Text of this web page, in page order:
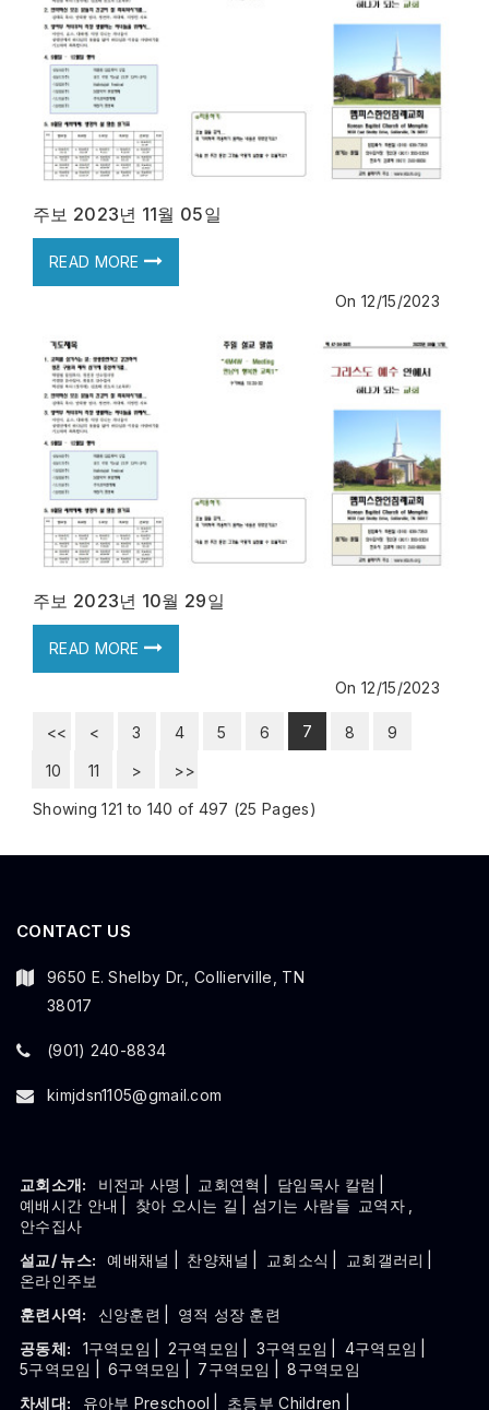
주보 2023년 11월 05일
READ MORE
On 12/15/2023
주보 2023년 10월 29일
READ MORE
On 12/15/2023
<< < 3 4 5 6 7 8 9
10 11 > >>
Showing 121 to 140 of 497 (25 Pages)
CONTACT US
9650 E. Shelby Dr., Collierville, TN
38017
(901) 240-8834
kimjdsn1105@gmail.com
교회소개: 비전과 사명 교회연혁 담임목사 칼럼
예배시간 안내
찾아 오시는 길 | 섬기는 사람들 교역자
안수집사
설교/ 뉴스:
예배채널 찬양채널 교회소식 교회갤러리
온라인주보
훈련사역:
신앙훈련
영적 성장 훈련
공동체:
1구역모임 2구역모임 3구역모임 4구역모임
5구역모임
6구역모임 7구역모임
8구역모임
차세대:
유아부 Preschool 초등부 Children